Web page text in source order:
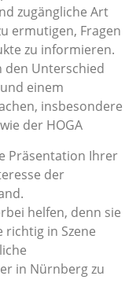
zugängliche Art
ermutigen, Fragen
zu informieren.
den Unterschied
einem
insbesondere
der HOGA
Präsentation Ihrer
der
helfen, denn sie
richtig in Szene
in Nürnberg zu